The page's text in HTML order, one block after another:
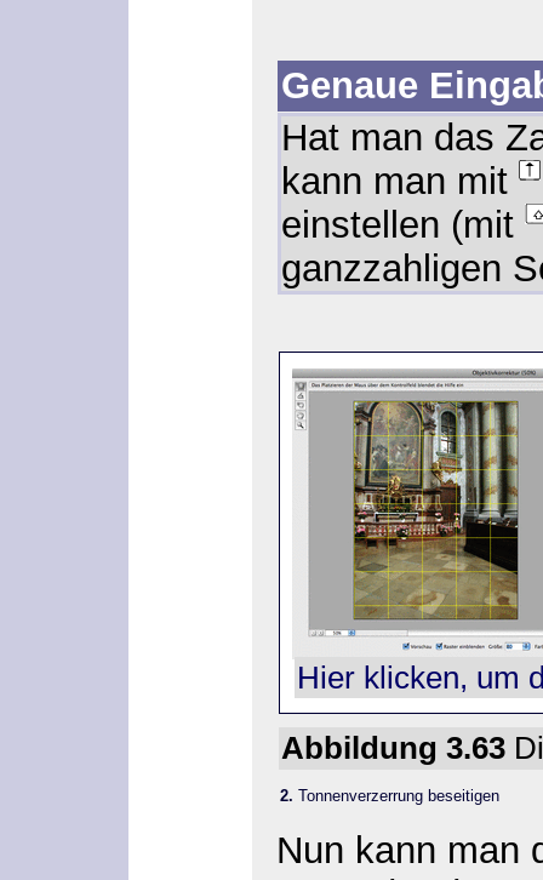
Genaue
Hat man das
kann man mit
einstellen (mit
ganzzahligen
Hier klicken, um
Abbildung 3.63
2. Tonnenverzerrung beseitigen
Nun kann man